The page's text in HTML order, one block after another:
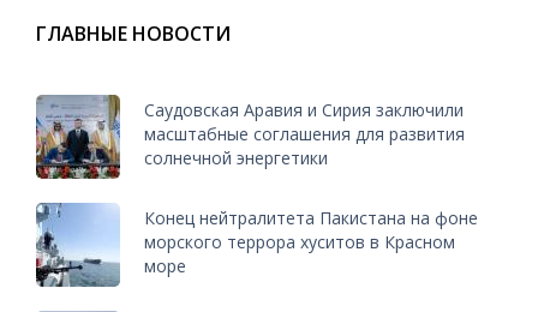
ГЛАВНЫЕ НОВОСТИ
Саудовская Аравия и Сирия заключили
масштабные соглашения для развития
солнечной энергетики
Конец нейтралитета Пакистана на фоне
морского террора хуситов в Красном
море